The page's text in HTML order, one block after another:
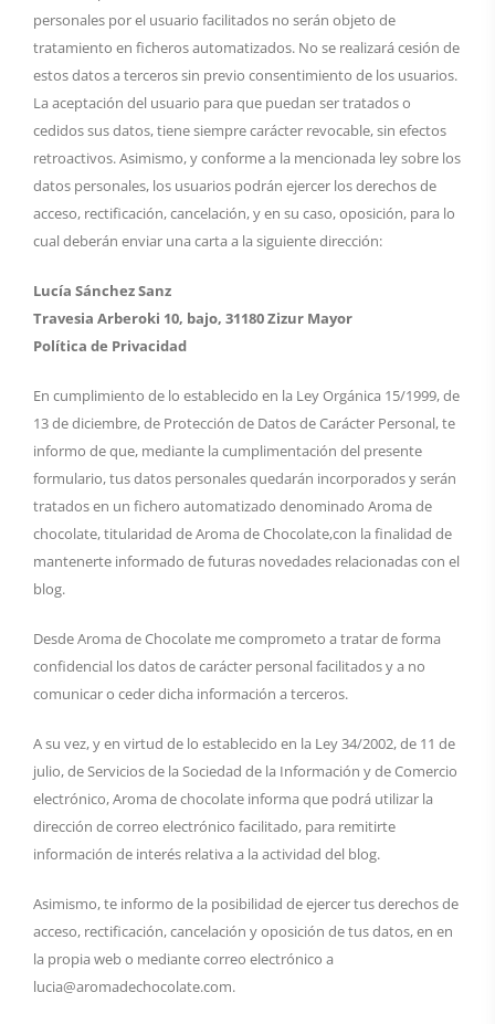
personales por el usuario facilitados no serán objeto de
tratamiento en ficheros automatizados. No se realizará cesión de
estos datos a terceros sin previo consentimiento de los usuarios.
La aceptación del usuario para que puedan ser tratados o
cedidos sus datos, tiene siempre carácter revocable, sin efectos
retroactivos. Asimismo, y conforme a la mencionada ley sobre los
datos personales, los usuarios podrán ejercer los derechos de
acceso, rectificación, cancelación, y en su caso, oposición, para lo
cual deberán enviar una carta a la siguiente dirección:
Lucía Sánchez Sanz
Travesia Arberoki 10, bajo, 31180 Zizur Mayor
Política de Privacidad
En cumplimiento de lo establecido en la Ley Orgánica 15/1999, de
13 de diciembre, de Protección de Datos de Carácter Personal, te
informo de que, mediante la cumplimentación del presente
formulario, tus datos personales quedarán incorporados y serán
tratados en un fichero automatizado denominado Aroma de
chocolate, titularidad de Aroma de Chocolate,con la finalidad de
mantenerte informado de futuras novedades relacionadas con el
blog.
Desde Aroma de Chocolate me comprometo a tratar de forma
confidencial los datos de carácter personal facilitados y a no
comunicar o ceder dicha información a terceros.
A su vez, y en virtud de lo establecido en la Ley 34/2002, de 11 de
julio, de Servicios de la Sociedad de la Información y de Comercio
electrónico, Aroma de chocolate informa que podrá utilizar la
dirección de correo electrónico facilitado, para remitirte
información de interés relativa a la actividad del blog.
Asimismo, te informo de la posibilidad de ejercer tus derechos de
acceso, rectificación, cancelación y oposición de tus datos, en en
la propia web o mediante correo electrónico a
lucia@aromadechocolate.com.